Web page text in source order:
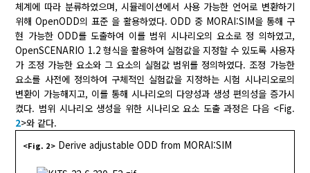
체계에 따라 분류하였으며, 시뮬레이션에서 사용 가능한 언어로 변환하기
위해 OpenODD의 표준 을 활용하였다. ODD 중 MORAI:SIM을 통해 구
현 가능한 ODD를 도출하여 이를 범위 시나리오의 요소로 정 의하였고,
OpenSCENARIO 1.2 형식을 활용하여 실험값을 지정할 수 있도록 사용자
가 조정 가능한 요소와 그 요소의 실험값 범위를 정의하였다. 조정 가능한
요소를 사전에 정의하여 구체적인 실험값을 지정하는 시험 시나리오로의
변환이 가능해지고, 이를 통해 시나리오의 다양성과 생성 편의성을 증가시
켰다. 범위 시나리오 생성을 위한 시나리오 요소 도출 과정은 다음 <Fig.
2>와 같다.
<Fig. 2> Derive adjustable ODD from MORAI:SIM